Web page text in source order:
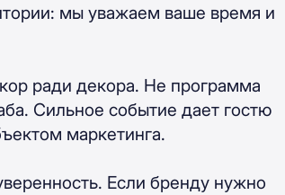
мы уважаем ваше время и
ради декора. Не программа
Сильное событие дает гостю
маркетинга.
Если бренду нужно